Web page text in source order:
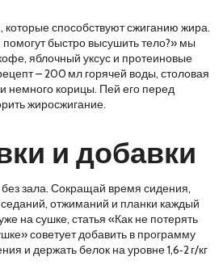
которые способствуют сжиганию жира.
помогут быстро высушить тело?» мы
яблочный уксус и протеиновые
– 200 мл горячей воды, столовая
немного корицы. Пей его перед
жиросжигание.
и добавки
зала. Сокращай время сидения,
отжиманий и планки каждый
на сушке, статья «Как не потерять
советует добавить в программу
и держать белок на уровне 1,6‑2 г/кг